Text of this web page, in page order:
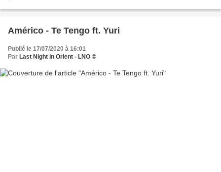
Américo - Te Tengo ft. Yuri
Publié le 17/07/2020 à 16:01
Par Last Night in Orient - LNO ©